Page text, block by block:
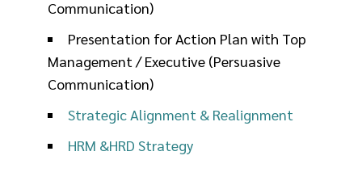
Communication)
Presentation for Action Plan with Top
Management / Executive (Persuasive
Communication)
Strategic Alignment & Realignment
HRM &HRD Strategy